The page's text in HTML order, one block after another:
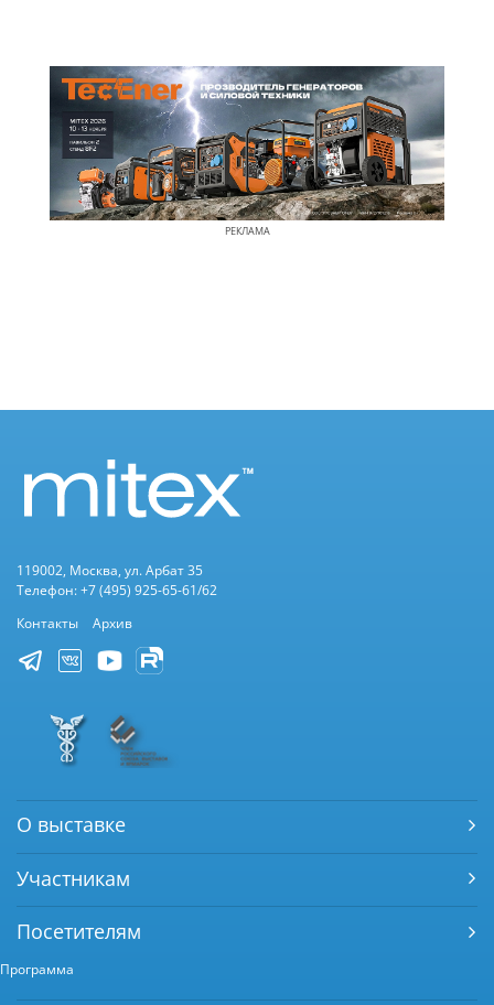
РЕКЛАМА
119002, Москва, ул. Арбат 35
Телефон: +7 (495) 925-65-61/62
Контакты
Архив
О выставке
Участникам
Посетителям
Программа